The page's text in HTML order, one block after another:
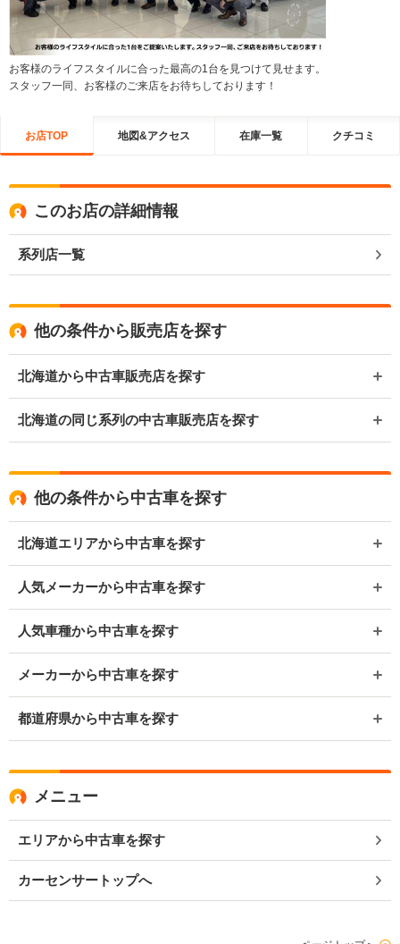
お客様のライフスタイルに合った最高の1台を見つけて見せます。
スタッフ一同、お客様のご来店をお待ちしております！
お店TOP 地図&アクセス 在庫一覧 クチコミ
このお店の詳細情報
系列店一覧
他の条件から販売店を探す
北海道から中古車販売店を探す
北海道の同じ系列の中古車販売店を探す
他の条件から中古車を探す
北海道エリアから中古車を探す
人気メーカーから中古車を探す
人気車種から中古車を探す
メーカーから中古車を探す
都道府県から中古車を探す
メニュー
エリアから中古車を探す
カーセンサートップへ